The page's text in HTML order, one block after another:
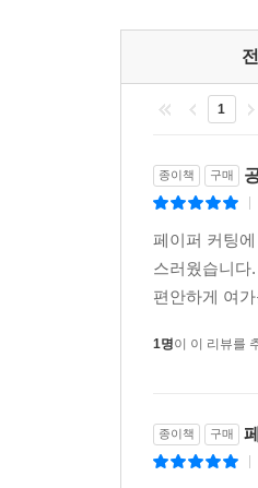
1
종이책 구매
페이퍼 커팅
스러웠습니다
편안하게 여
1명이 이 리뷰를
종이책 구매